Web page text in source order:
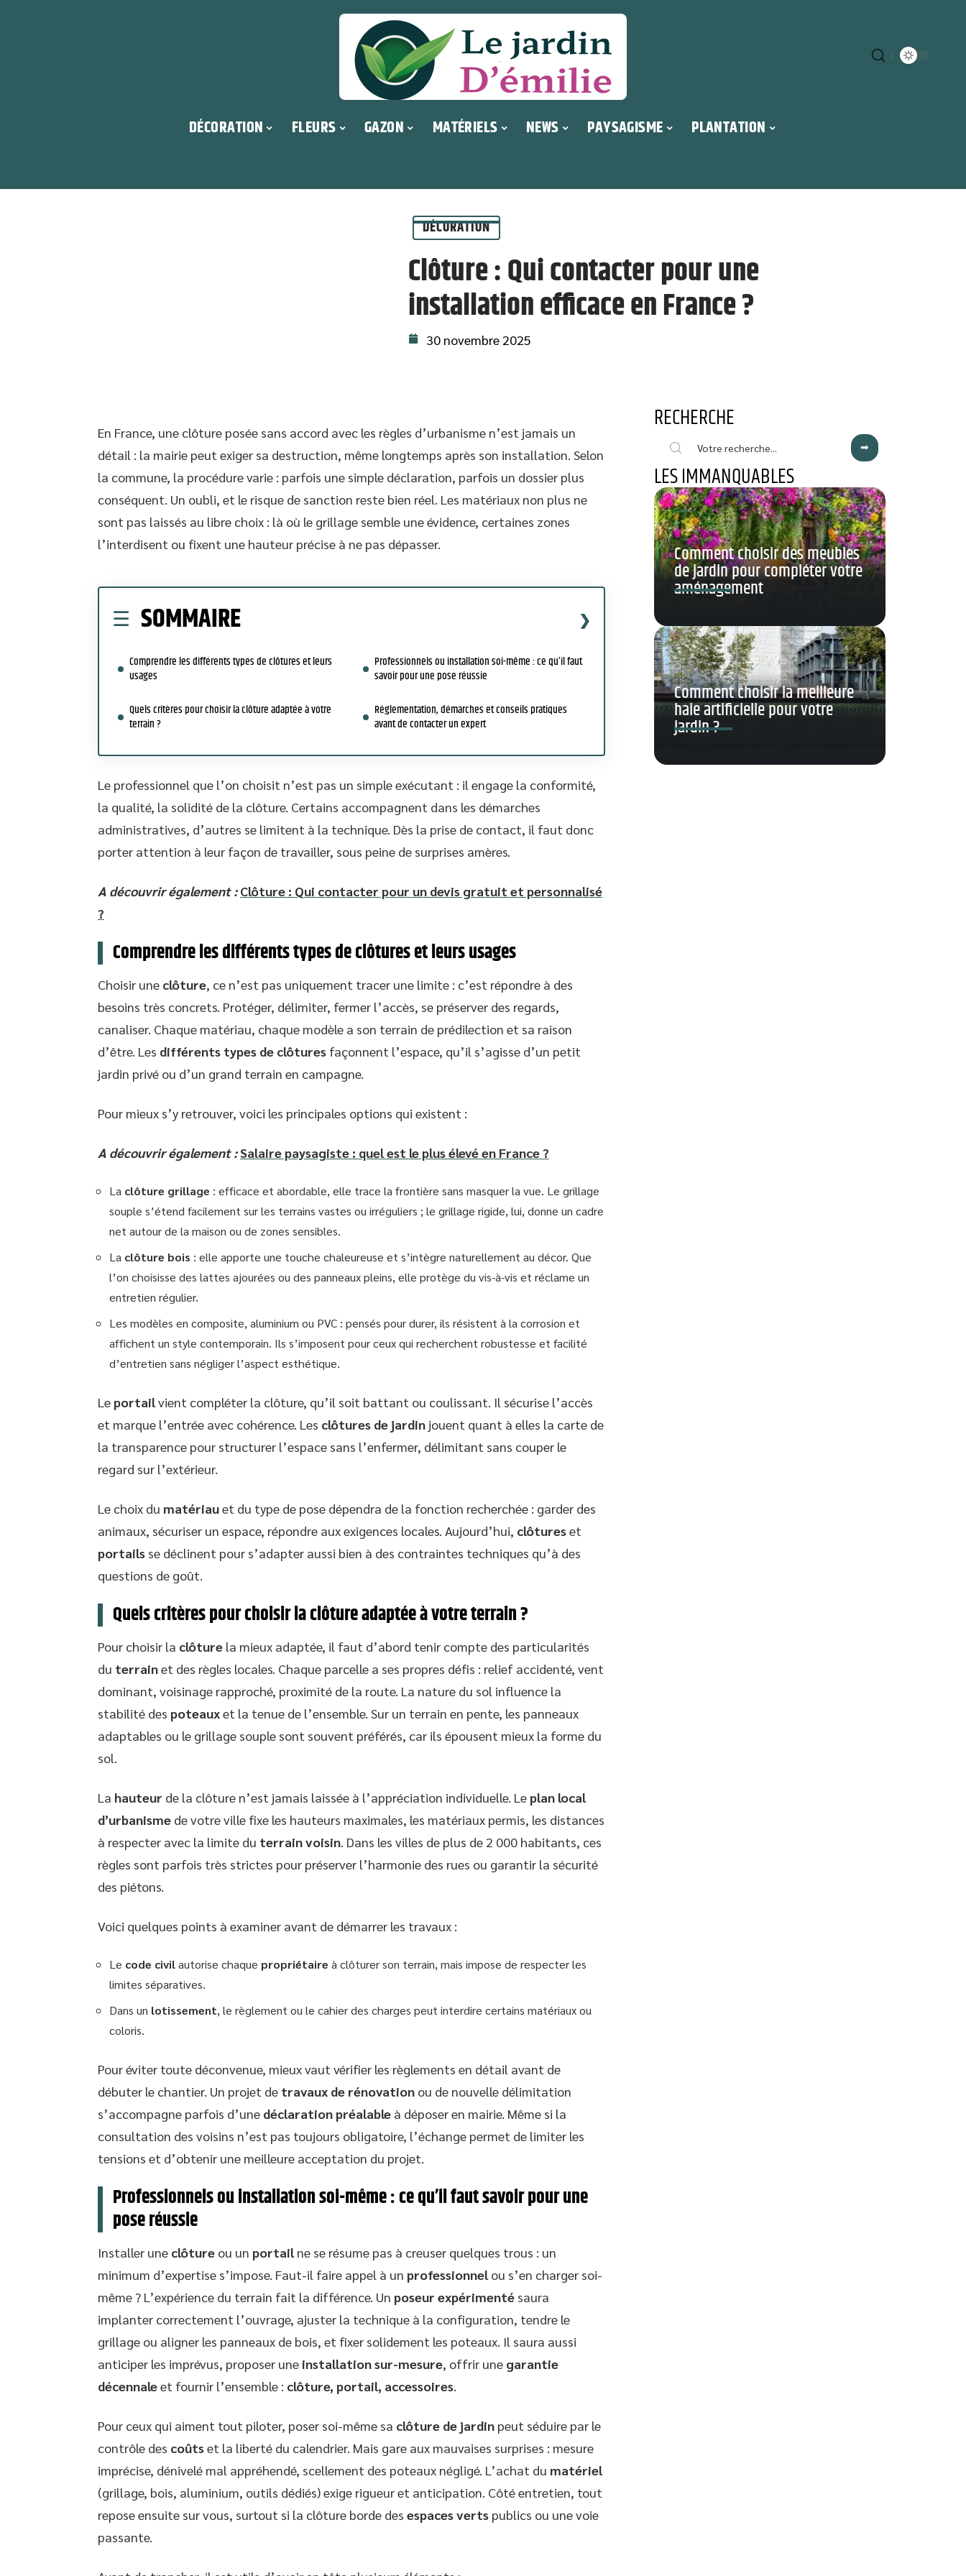
DÉCORATION FLEURS GAZON MATÉRIELS NEWS PAYSAGISME PLANTATION
DÉCORATION
Clôture : Qui contacter pour une
installation efficace en France ?
30 novembre 2025
En France, une clôture posée sans accord avec les règles d’urbanisme n’est jamais un
détail : la mairie peut exiger sa destruction, même longtemps après son installation. Selon
la commune, la procédure varie : parfois une simple déclaration, parfois un dossier plus
conséquent. Un oubli, et le risque de sanction reste bien réel. Les matériaux non plus ne
sont pas laissés au libre choix : là où le grillage semble une évidence, certaines zones
l’interdisent ou fixent une hauteur précise à ne pas dépasser.
SOMMAIRE
Comprendre les différents types de clôtures et leurs
usages
Quels critères pour choisir la clôture adaptée à votre
terrain ?
Professionnels ou installation soi-même : ce qu’il faut
savoir pour une pose réussie
Réglementation, démarches et conseils pratiques
avant de contacter un expert
Le professionnel que l’on choisit n’est pas un simple exécutant : il engage la conformité,
la qualité, la solidité de la clôture. Certains accompagnent dans les démarches
administratives, d’autres se limitent à la technique. Dès la prise de contact, il faut donc
porter attention à leur façon de travailler, sous peine de surprises amères.
A découvrir également : Clôture : Qui contacter pour un devis gratuit et personnalisé
?
Comprendre les différents types de clôtures et leurs usages
Choisir une clôture, ce n’est pas uniquement tracer une limite : c’est répondre à des
besoins très concrets. Protéger, délimiter, fermer l’accès, se préserver des regards,
canaliser. Chaque matériau, chaque modèle a son terrain de prédilection et sa raison
d’être. Les différents types de clôtures façonnent l’espace, qu’il s’agisse d’un petit
jardin privé ou d’un grand terrain en campagne.
Pour mieux s’y retrouver, voici les principales options qui existent :
A découvrir également : Salaire paysagiste : quel est le plus élevé en France ?
La clôture grillage : efficace et abordable, elle trace la frontière sans masquer la vue. Le grillage
souple s’étend facilement sur les terrains vastes ou irréguliers ; le grillage rigide, lui, donne un cadre
net autour de la maison ou de zones sensibles.
La clôture bois : elle apporte une touche chaleureuse et s’intègre naturellement au décor. Que
l’on choisisse des lattes ajourées ou des panneaux pleins, elle protège du vis-à-vis et réclame un
entretien régulier.
Les modèles en composite, aluminium ou PVC : pensés pour durer, ils résistent à la corrosion et
affichent un style contemporain. Ils s’imposent pour ceux qui recherchent robustesse et facilité
d’entretien sans négliger l’aspect esthétique.
Le portail vient compléter la clôture, qu’il soit battant ou coulissant. Il sécurise l’accès
et marque l’entrée avec cohérence. Les clôtures de jardin jouent quant à elles la carte de
la transparence pour structurer l’espace sans l’enfermer, délimitant sans couper le
regard sur l’extérieur.
Le choix du matériauet du type de pose dépendra de la fonction recherchée : garder des
animaux, sécuriser un espace, répondre aux exigences locales. Aujourd’hui, clôtureset
portails se déclinent pour s’adapter aussi bien à des contraintes techniques qu’à des
questions de goût.
Quels critères pour choisir la clôture adaptée à votre terrain ?
Pour choisir la clôture la mieux adaptée, il faut d’abord tenir compte des particularités
du terrainet des règles locales. Chaque parcelle a ses propres défis : relief accidenté, vent
dominant, voisinage rapproché, proximité de la route. La nature du sol influence la
stabilité des poteauxet la tenue de l’ensemble. Sur un terrain en pente, les panneaux
adaptables ou le grillage souple sont souvent préférés, car ils épousent mieux la forme du
sol.
La hauteur de la clôture n’est jamais laissée à l’appréciation individuelle. Le plan local
d’urbanisme de votre ville fixe les hauteurs maximales, les matériaux permis, les distances
à respecter avec la limite du terrain voisin . Dans les villes de plus de 2 000 habitants, ces
règles sont parfois très strictes pour préserver l’harmonie des rues ou garantir la sécurité
des piétons.
Voici quelques points à examiner avant de démarrer les travaux :
Le code civilautorise chaque propriétaire à clôturer son terrain, mais impose de respecter les
limites séparatives.
Dans un lotissement, le règlement ou le cahier des charges peut interdire certains matériaux ou
coloris.
Pour éviter toute déconvenue, mieux vaut vérifier les règlements en détail avant de
débuter le chantier. Un projet de travaux de rénovation ou de nouvelle délimitation
s’accompagne parfois d’une déclaration préalable à déposer en mairie. Même si la
consultation des voisins n’est pas toujours obligatoire, l’échange permet de limiter les
tensions et d’obtenir une meilleure acceptation du projet.
Professionnels ou installation soi-même : ce qu’il faut savoir pour une
pose réussie
Installer une clôture ou un portail ne se résume pas à creuser quelques trous : un
minimum d’expertise s’impose. Faut-il faire appel à un professionnel ou s’en charger soi-
même ? L’expérience du terrain fait la différence. Un poseur expérimenté saura
implanter correctement l’ouvrage, ajuster la technique à la configuration, tendre le
grillage ou aligner les panneaux de bois, et fixer solidement les poteaux. Il saura aussi
anticiper les imprévus, proposer une installation sur-mesure, offrir une garantie
décennaleet fournir l’ensemble : clôture, portail, accessoires
Pour ceux qui aiment tout piloter, poser soi-même sa clôture de jardin peut séduire par le
contrôle des coûtset la liberté du calendrier. Mais gare aux mauvaises surprises : mesure
imprécise, dénivelé mal appréhendé, scellement des poteaux négligé. L’achat du matériel
(grillage, bois, aluminium, outils dédiés) exige rigueur et anticipation. Côté entretien, tout
repose ensuite sur vous, surtout si la clôture borde des espaces verts publics ou une voie
passante.
RECHERCHE
LES IMMANQUABLES
Comment choisir des meubles
de jardin pour compléter votre
aménagement
Comment choisir la meilleure
haie artificielle pour votre
jardin ?